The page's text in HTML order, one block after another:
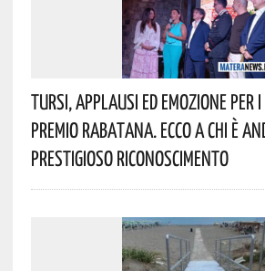
Tursi, Applausi Ed Emozione Per
Premio Rabatana. Ecco A Chi È
Prestigioso Riconoscimento